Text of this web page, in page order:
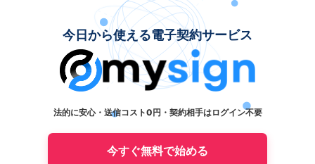
今日から使える電子契約サービス
法的に安心・送信コスト0円・契約相手はログイン不要
今すぐ無料で始める